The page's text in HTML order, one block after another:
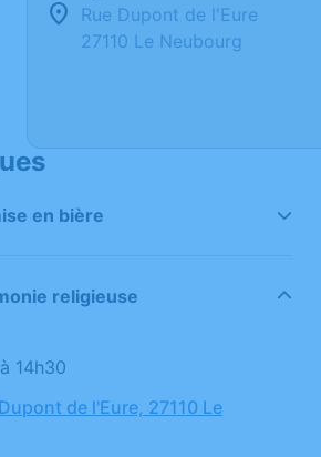
Rue Dupont de l'Eure
27110 Le Neubourg
en bière
religieuse
14h30
de l'Eure, 27110 Le